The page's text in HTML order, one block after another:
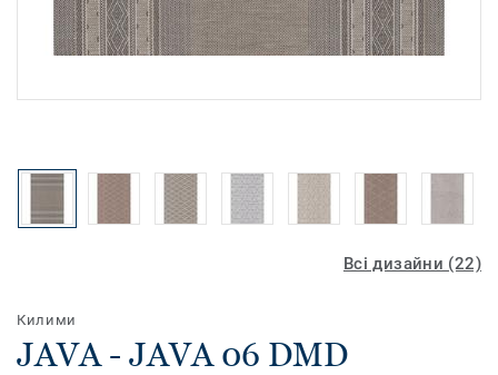
Всі дизайни (22)
Килими
JAVA - JAVA 06 DMD